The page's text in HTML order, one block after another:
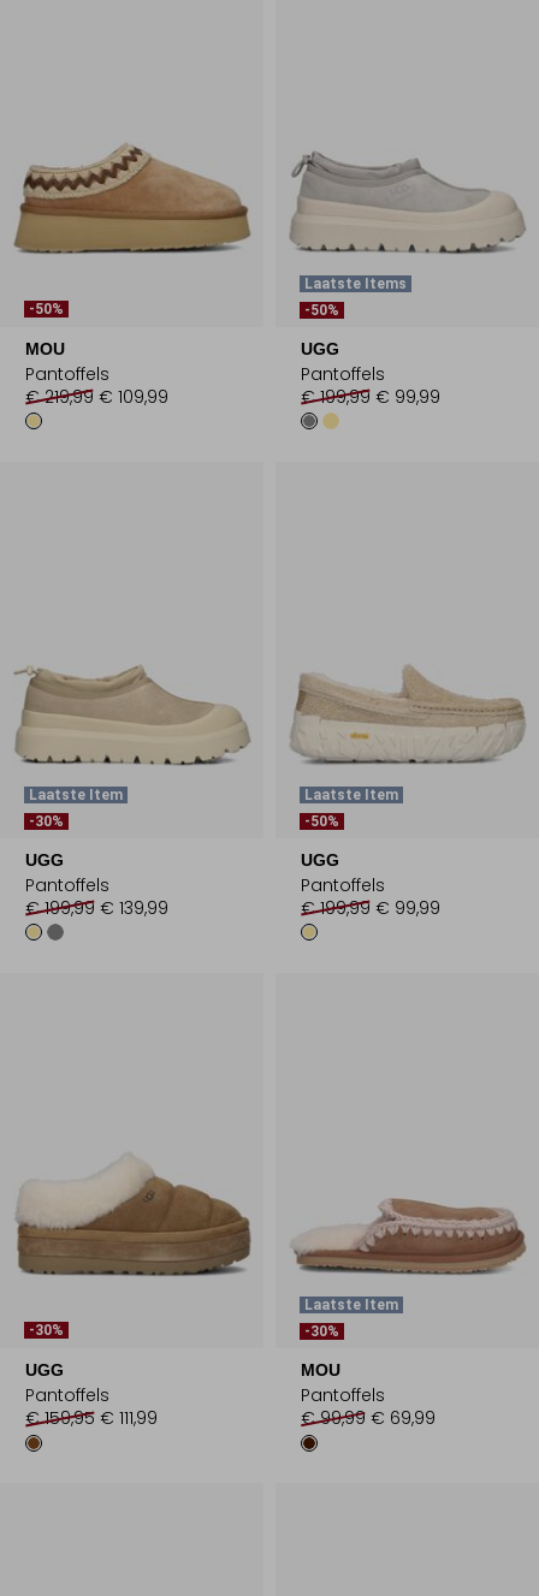
-50%
MOU
Pantoffels
€ 219,99 € 109,99
Laatste Items
-50%
UGG
Pantoffels
€ 199,99 € 99,99
Laatste Item
-30%
UGG
Pantoffels
€ 199,99 € 139,99
Laatste Item
-50%
UGG
Pantoffels
€ 199,99 € 99,99
-30%
UGG
Pantoffels
€ 159,95 € 111,99
Laatste Item
-30%
MOU
Pantoffels
€ 99,99 € 69,99